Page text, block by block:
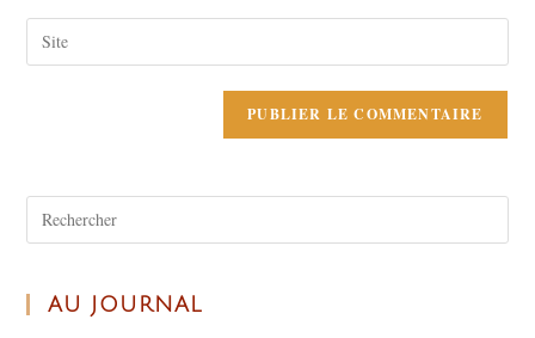
AU JOURNAL